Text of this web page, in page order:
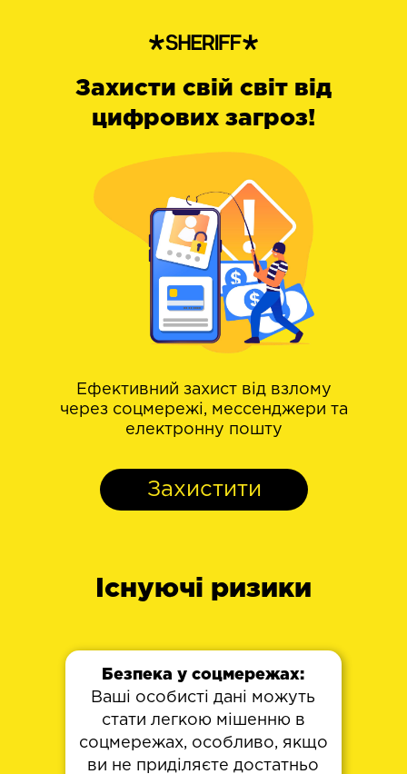
Ефективний захист від взлому
через соцмережі, мессенджери та
електронну пошту
Захисти свій світ від
цифрових загроз!
Захистити
Існуючі ризики
Безпека у соцмережах:
Ваші особисті дані можуть
стати легкою мішенню в
соцмережах, особливо, якщо
ви не приділяєте достатньо